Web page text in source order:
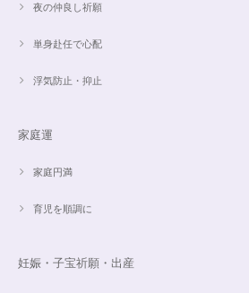
こんばんは。 商品受け取りました。 サイズ調整
夜の仲良し祈願
単身赴任で心配
浮気防止・抑止
家庭運
家庭円満
育児を順調に
妊娠・子宝祈願・出産